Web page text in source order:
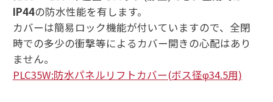
IP44の防水性能を有します。
カバーは簡易ロック機能が付いていますので、全閉
時での多少の衝撃等によるカバー開きの心配はあり
ません。
PLC35W:防水パネルリフトカバー(ボス径φ34.5用)